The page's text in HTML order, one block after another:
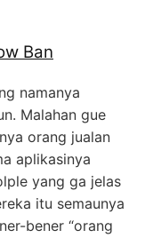
Ban
namanya
Malahan gue
orang jualan
aplikasinya
yang ga jelas
itu semaunya
bener “orang